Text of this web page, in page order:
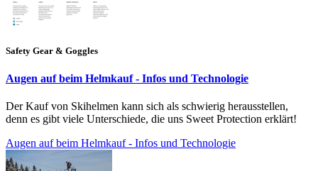
Safety Gear & Goggles
Augen auf beim Helmkauf - Infos und Technologie
Der Kauf von Skihelmen kann sich als schwierig herausstellen,
denn es gibt viele Unterschiede, die uns Sweet Protection erklärt!
Augen auf beim Helmkauf - Infos und Technologie